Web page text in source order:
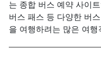
는 종합 버스 예약 사이
버스 패스 등 다양한 버
을 여행하려는 많은 여